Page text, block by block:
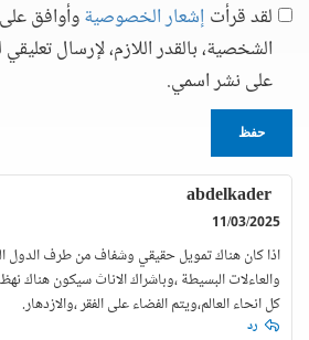
لقد قرأت إشعار الخصوصيةوأوافق
الشخصية، بالقدر اللازم، لإرسال
على نشر اسمي.
حفظ
abdelkader
11/03/2025
اذا كان هناك تمويل حقيقي وشفاف من طرف الدول
والعاءلات البسيطة ،وباشراك الاناث سيكون هناك
كل انحاء العالم،ويتم الفضاء على الفقر ،والازدهار.
رد